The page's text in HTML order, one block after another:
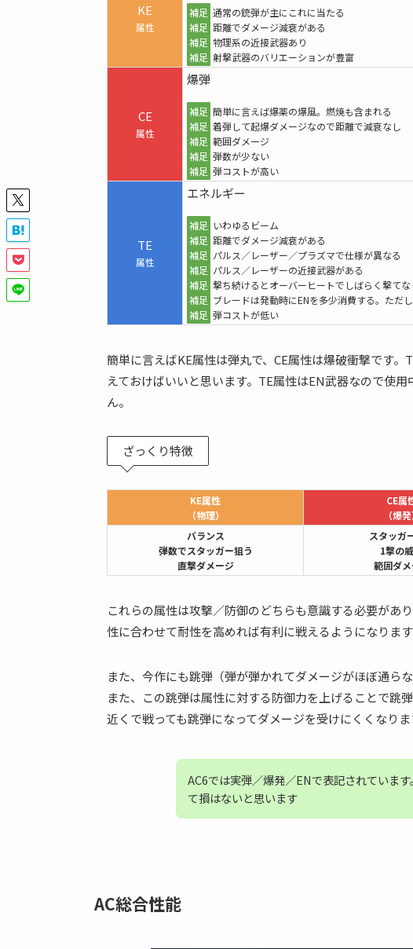
KE
属性
補足 通常の銃弾が主にこれに当たる
補足 距離でダメージ減衰がある
補足 物理系の近接武器あり
補足 射撃武器のバリエーションが豊富
CE
属性
爆弾
補足 簡単に言えば爆薬の爆風。燃焼も含まれる
補足 着弾して起爆ダメージなので距離で減衰なし
補足 範囲ダメージ
補足 弾数が少ない
補足 弾コストが高い
TE
属性
エネルギー
補足 いわゆるビーム
補足 距離でダメージ減衰がある
補足 パルス／レーザー／プラズマで仕様が異なる
補足 パルス／レーザーの近接武器がある
補足 撃ち続けるとオーバーヒートでしばらく撃て
補足 ブレードは発動時にENを多少消費する。ただ
補足 弾コストが低い
簡単に言えばKE属性は弾丸で、CE属性は爆破衝撃です
えておけばいいと思います。TE属性はEN武器なので使
ん。
ざっくり特徴
KE属性
（物理）
CE属
（爆発
バランス
弾数でスタッガー狙う
直撃ダメージ
スタッガ
1撃の
範囲ダ
これらの属性は攻撃／防御のどちらも意識する必要があ
性に合わせて耐性を高めれば有利に戦えるようになります
また、今作にも跳弾（弾が弾かれてダメージがほぼ通ら
また、この跳弾は属性に対する防御力を上げることで跳
近くで戦っても跳弾になってダメージを受けにくくなりま
AC6では実弾／爆発／ENで表記されていま
て損はないと思います
AC総合性能